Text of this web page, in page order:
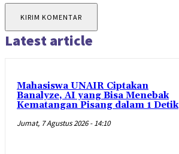
Latest article
Mahasiswa UNAIR Ciptakan
Banalyze, AI yang Bisa Menebak
Kematangan Pisang dalam 1 Detik
Jumat, 7 Agustus 2026 - 14:10